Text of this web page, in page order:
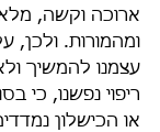
ארוכה וקשה,
ומהמורות. ולכן,
עצמנו להמשיך
ריפוי נפשנו, כי
או הכישלון